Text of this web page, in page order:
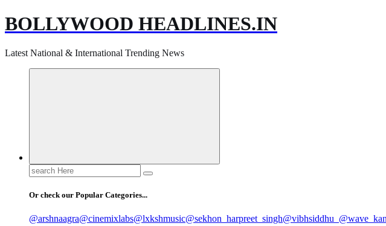
BOLLYWOOD HEADLINES.IN
Latest National & International Trending News
Search
for:
Or check our Popular Categories...
@arshnaagra@cinemixlabs@lxkshmusic@sekhon_harpreet_singh@vibhsiddhu_